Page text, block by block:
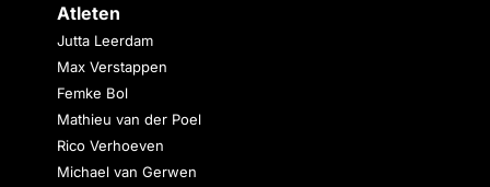
Atleten
Jutta Leerdam
Max Verstappen
Femke Bol
Mathieu van der Poel
Rico Verhoeven
Michael van Gerwen